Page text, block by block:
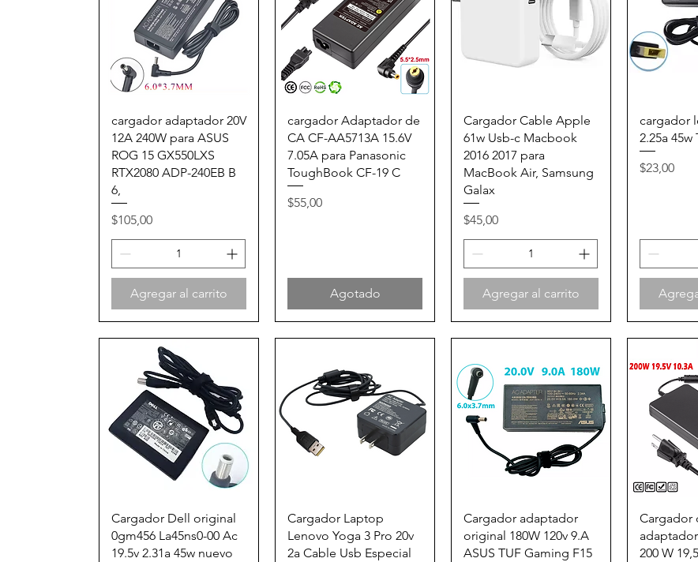
Vista rápida
cargador adaptador 20V
12A 240W para ASUS
ROG 15 GX550LXS
RTX2080 ADP-240EB B
6,
Precio
$105,00
Agregar al carrito
Vista rápida
cargador Adaptador de
CA CF-AA5713A 15.6V
7.05A para Panasonic
ToughBook CF-19 C
Precio
$55,00
Agotado
Vista rápida
Cargador Cable Apple
61w Usb-c Macbook
2016 2017 para
MacBook Air, Samsung
Galax
Precio
$45,00
Agregar al carrito
cargador
2.25a 45w
Precio
$23,00
Vista rápida
Cargador Dell original
0gm456 La45ns0-00 Ac
19.5v 2.31a 45w nuevo
Vista rápida
Cargador Laptop
Lenovo Yoga 3 Pro 20v
2a Cable Usb Especial
Vista rápida
Cargador adaptador
original 180W 120v 9.A
ASUS TUF Gaming F15
Cargador
200 W